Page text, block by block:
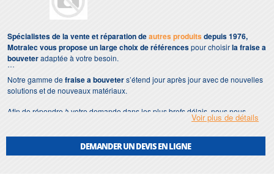
Spécialistes de la vente et réparation deautres produits depuis 1976,
Motralec vous propose un large choix de référencespour choisirla fraise a
bouveteradaptée à votre besoin.
Notre gamme defraise a bouveters’étend jour après jour avec de nouvelles
solutions et de nouveaux matériaux.
Afin de répondre à votre demande dans les plus brefs délais, nous nous
fraise a bouveter.
met également à votre disposition son service de
maintenance defraise a bouveter.
Voir plus de détails
DEMANDER UN DEVIS EN LIGNE